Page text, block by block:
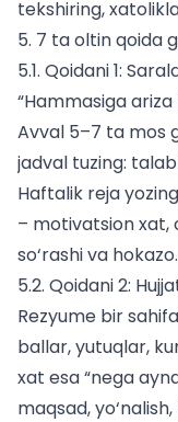
tekshiring,
5. 7 ta oltin qoida
5.1. Qoidani 1:
“Hammasiga
Avval 5–7 ta mos
jadval tuzing:
Haftalik reja
– motivatsion
so‘rashi va hokazo.
5.2. Qoidani 2:
Rezyume bir
ballar, yutuqlar,
xat esa “nega
maqsad,